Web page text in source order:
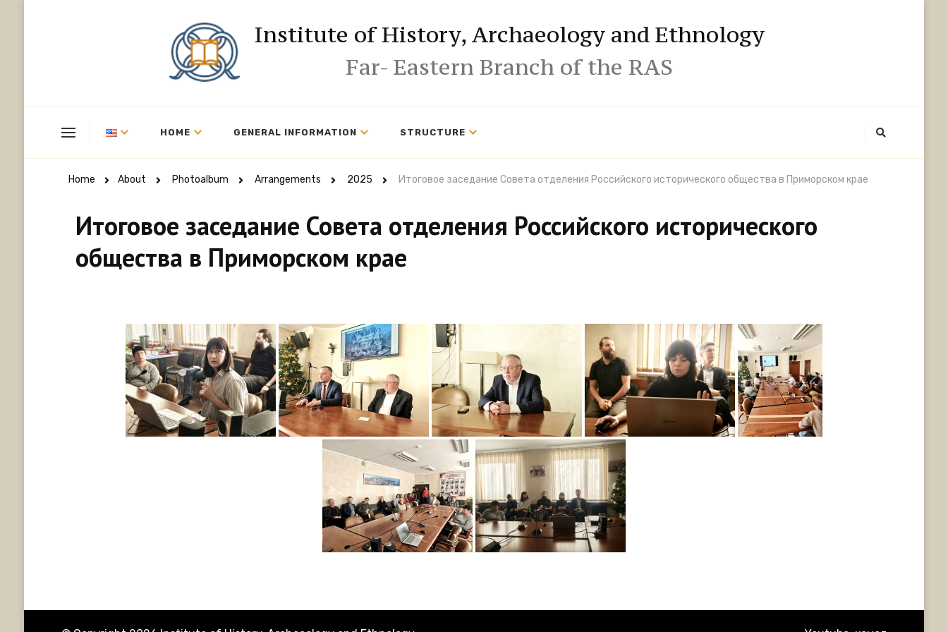
Institute of History, Archaeology and Ethnology
Far- Eastern Branch of the RAS
HOME GENERAL INFORMATION STRUCTURE
Home About Photoalbum Arrangements 2025 Итоговое заседание Совета отделения Российского исторического общества в Приморском крае
Итоговое заседание Совета отделения Российского исторического
общества в Приморском крае